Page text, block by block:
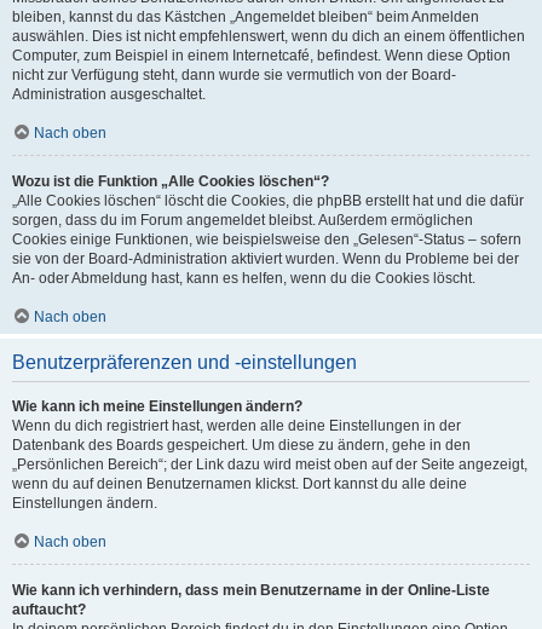
bleiben, kannst du das Kästchen „Angemeldet bleiben“ beim Anmelden
auswählen. Dies ist nicht empfehlenswert, wenn du dich an einem öffentlichen
Computer, zum Beispiel in einem Internetcafé, befindest. Wenn diese Option
nicht zur Verfügung steht, dann wurde sie vermutlich von der Board-
Administration ausgeschaltet.
Nach oben
Wozu ist die Funktion „Alle Cookies löschen“?
„Alle Cookies löschen“ löscht die Cookies, die phpBB erstellt hat und die dafür
sorgen, dass du im Forum angemeldet bleibst. Außerdem ermöglichen
Cookies einige Funktionen, wie beispielsweise den „Gelesen“-Status – sofern
sie von der Board-Administration aktiviert wurden. Wenn du Probleme bei der
An- oder Abmeldung hast, kann es helfen, wenn du die Cookies löscht.
Nach oben
Benutzerpräferenzen und -einstellungen
Wie kann ich meine Einstellungen ändern?
Wenn du dich registriert hast, werden alle deine Einstellungen in der
Datenbank des Boards gespeichert. Um diese zu ändern, gehe in den
„Persönlichen Bereich“; der Link dazu wird meist oben auf der Seite angezeigt,
wenn du auf deinen Benutzernamen klickst. Dort kannst du alle deine
Einstellungen ändern.
Nach oben
Wie kann ich verhindern, dass mein Benutzername in der Online-Liste
auftaucht?